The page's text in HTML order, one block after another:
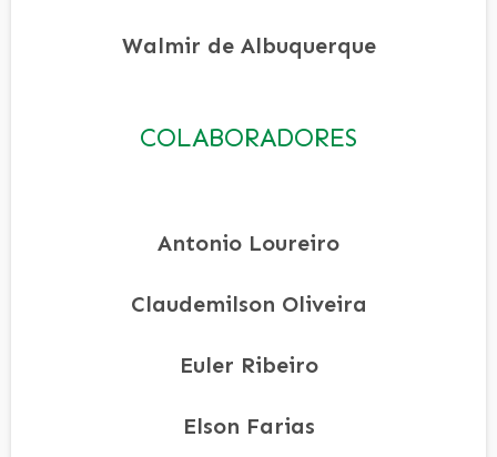
Walmir de Albuquerque
COLABORADORES
Antonio Loureiro
Claudemilson Oliveira
Euler Ribeiro
Elson Farias